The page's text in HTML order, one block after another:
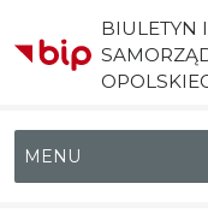
BIULETYN
Menu główne